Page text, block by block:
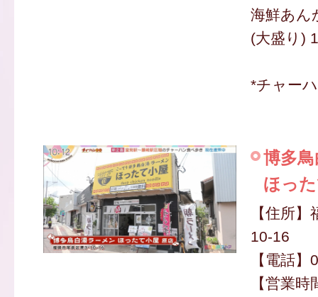
海鮮あん
(大盛り)
*チャー
博多
ほっ
【住所
10-16
【電話
【営業